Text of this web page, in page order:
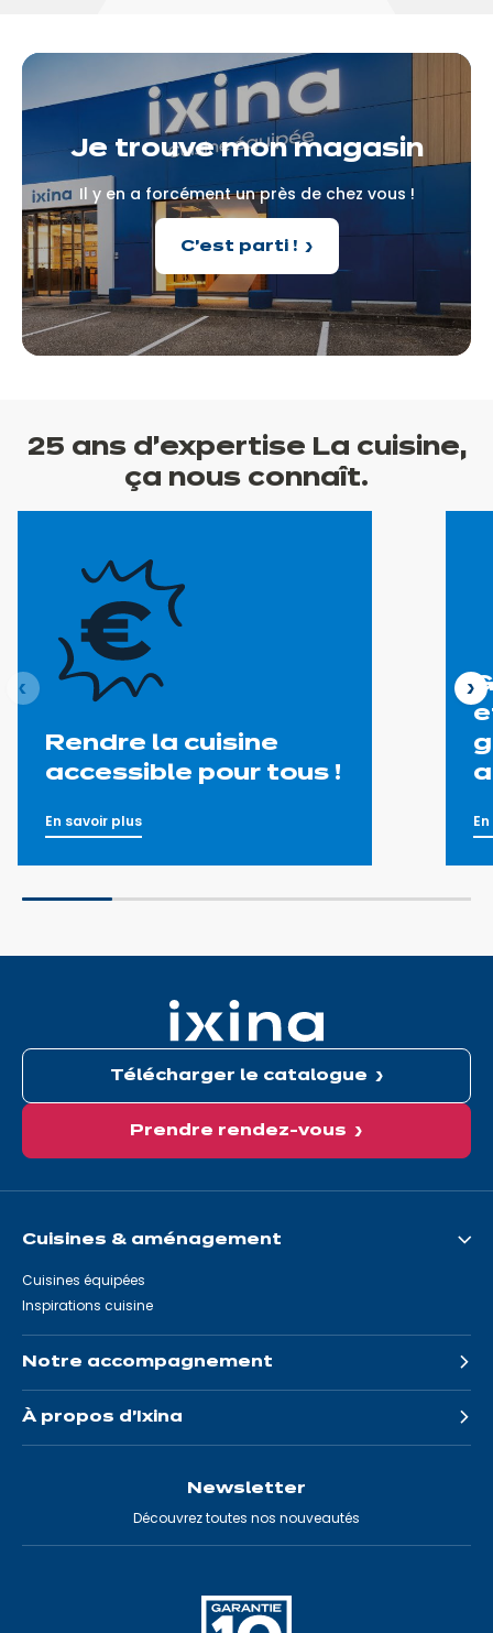
Je trouve mon magasin
Il y en a forcément un près de chez vous !
C'est parti !
25 ansd’expertise La cuisine,
ça nous connaît.
Rendre la cuisine
accessible pour tous !
En savoir plus
Télécharger le catalogue
Prendre rendez-vous
Cuisines & aménagement
Cuisines équipées
Inspirations cuisine
Notre accompagnement
À propos d'Ixina
Newsletter
Découvrez toutes nos nouveautés